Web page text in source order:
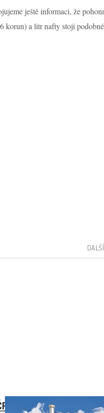
ještě informaci, že
korun) a litr nafty stojí
vs. USA (2022)